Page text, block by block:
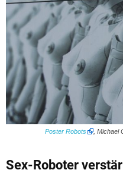
Poster Robots , Michael
Sex-Roboter